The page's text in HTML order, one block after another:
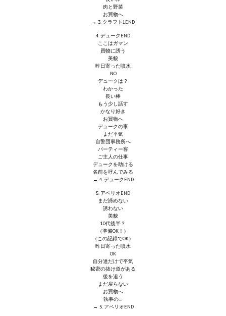
Немного героев меча и магии
Doom 3 Remaster Fan Edition
X2 - The Threat Remaster Fan Edition
Quake III Arena Remaster Fan Edition
Star Trek Voyager Elite Force Remaster Fan Edition
Sacred Gold Remaster Fan Edition
Red Faction remaster Fan Edition
Aliens versus Predator 1 Remaster Fan Edition
Age of Pirates: Caribbean Tales Remaster Fan Edition
肉と野菜
お買物へ
→ 3. クラフト1END
4. デュークEND
ここはガマン
買物に誘う
美貌
昨日寄った噴水
NO
デュークは？
わかった
長い棒
もう少し話す
かなり好き
お買物へ
デュークの事
まだ平気
自警団事務所へ
パーティー客
ご主人の仕事
デュークを助ける
名前を呼んでみる
→ 4. デュークEND
5. アペリオEND
まだ諦めない
誘わない
美貌
10代後半？
（準備OK！）
（この記録でOK）
昨日寄った噴水
OK
自分達だけで平気
秘密の抜け道がある
後を追う
まだ戻らない
お買物へ
執事の…
→ 5. アペリオEND